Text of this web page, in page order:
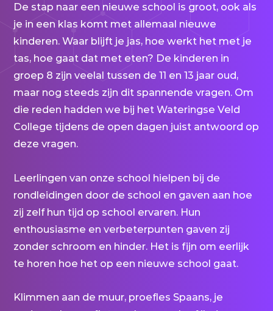
De stap naar een nieuwe school is groot, ook als
je in een klas komt met allemaal nieuwe
kinderen. Waar blijft je jas, hoe werkt het met je
tas, hoe gaat dat met eten? De kinderen in
groep 8 zijn veelal tussen de 11 en 13 jaar oud,
maar nog steeds zijn dit spannende vragen. Om
die reden hadden we bij het Wateringse Veld
College tijdens de open dagen juist antwoord op
deze vragen.
Leerlingen van onze school hielpen bij de
rondleidingen door de school en gaven aan hoe
zij zelf hun tijd op school ervaren. Hun
enthousiasme en verbeterpunten gaven zij
zonder schroom en hinder. Het is fijn om eerlijk
te horen hoe het op een nieuwe school gaat.
Klimmen aan de muur, proefles Spaans, je